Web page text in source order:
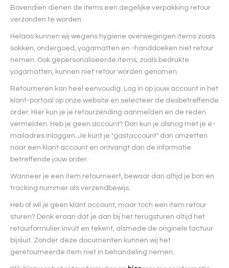
Bovendien dienen de items een degelijke verpakking retour
verzonden te worden.
Helaas kunnen wij wegens hygiene overwegingen items zoals
sokken, ondergoed, yogamatten en -handdoeken niet retour
nemen. Ook gepersonaliseerde items, zoals bedrukte
yogamatten, kunnen niet retour worden genomen.
Retourneren kan heel eenvoudig. Log in op jouw account in het
klant-portaal op onze website en selecteer de desbetreffende
order. Hier kun je je retourzending aanmelden en de reden
vermelden. Heb je geen account? Dan kun je alsnog met je e-
mailadres inloggen. Je kunt je "gastaccount" dan omzetten
naar een klant account en ontvangt dan de informatie
betreffende jouw order.
Wanneer je een item retourneert, bewaar dan altijd je bon en
tracking nummer als verzendbewijs.
Heb of wil je geen klant account, maar toch een item retour
sturen? Denk eraan dat je dan bij het terugsturen altijd het
retourformulier invult en tekent, alsmede de originele factuur
bijsluit. Zonder deze documenten kunnen wij het
geretourneerde item niet in behandeling nemen.